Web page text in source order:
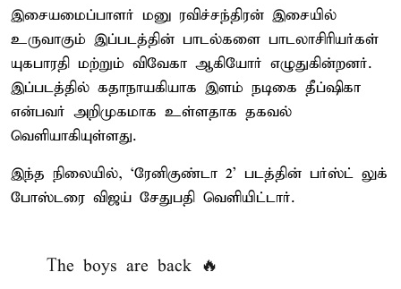
இசையமைப்பாளர் மனு ரவிச்சந்திரன் இசையில்
உருவாகும் இப்படத்தின் பாடல்களை பாடலாசிரியர்கள்
யுகபாரதி மற்றும் விவேகா ஆகியோர் எழுதுகின்றனர்.
இப்படத்தில் கதாநாயகியாக இளம் நடிகை தீப்ஷிகா
என்பவர் அறிமுகமாக உள்ளதாக தகவல்
வெளியாகியுள்ளது.
இந்த நிலையில், ‘ரேனிகுண்டா 2’ படத்தின் பர்ஸ்ட் லுக்
போஸ்டரை விஜய் சேதுபதி வெளியிட்டார்.
The boys are back 🔥